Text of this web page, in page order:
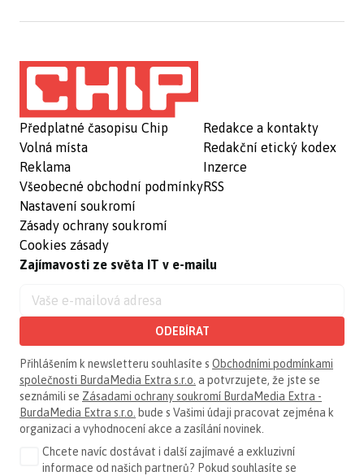
Předplatné časopisu Chip
Volná místa
Reklama
Všeobecné obchodní podmínky
Nastavení soukromí
Zásady ochrany soukromí
Cookies zásady
Redakce a kontakty
Redakční etický kodex
Inzerce
RSS
Zajímavosti ze světa IT v e-mailu
ODEBÍRAT
Přihlášením k newsletteru souhlasíte s Obchodními podmínkami
společnosti BurdaMedia Extra s.r.o. a potvrzujete, že jste se
seznámili se Zásadami ochrany soukromí BurdaMedia Extra -
BurdaMedia Extra s.r.o. bude s Vašimi údaji pracovat zejména k
organizaci a vyhodnocení akce a zasílání novinek.
Chcete navíc dostávat i další zajímavé a exkluzivní
informace od našich partnerů? Pokud souhlasíte se